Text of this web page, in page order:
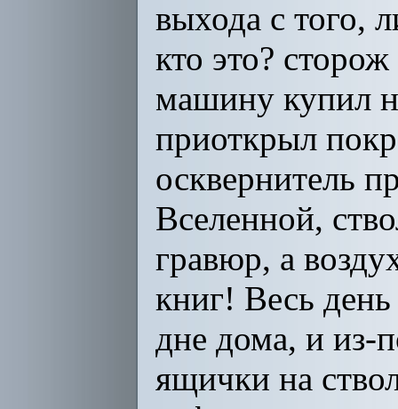
выхода с того,
кто это?
машину купил
приоткрыл
осквернитель
Вселенной,
гравюр, а
книг! Весь
дне дома, и из-
ящички на